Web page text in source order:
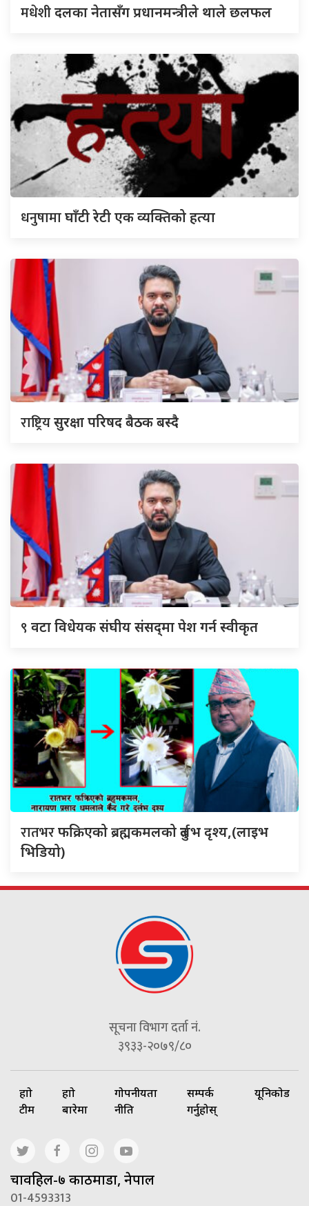
मधेशीदलका नेतासँग प्रधानमन्त्रीले थाले छलफल
धनुषामाघाँटी रेटी एक व्यक्तिको हत्या
राष्ट्रियसुरक्षा परिषद बैठक बस्दै
९ वटा विधेयक संघीय संसद्‌मा पेश गर्न स्वीकृत
रातभरफक्रिएको ब्रह्मकमलको दुर्लभ दृश्य,(लाइभ
भिडियो)
सूचना विभाग दर्ता नं.
३९३३-२०७९/८०
हाम्रो
टीम
हाम्रो
बारेमा
गोपनीयता
नीति
सम्पर्क
गर्नुहोस्
यूनिकोड
चावहिल-७ काठमाडौं, नेपाल
01-4593313